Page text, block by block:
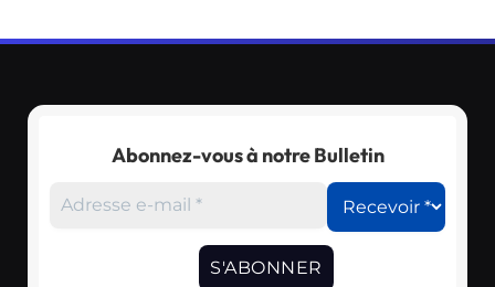
Abonnez-vous à notre Bulletin